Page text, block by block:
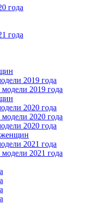
года
года
2019 года
2019 года
2020 года
2020 года
2020 года
женщин
2021 года
2021 года